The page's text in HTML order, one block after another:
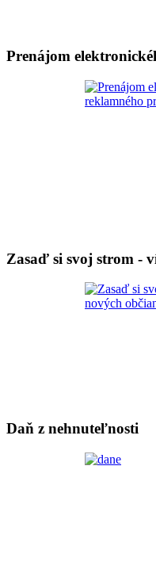
Prenájom
Zasaď si svoj strom -
Daň z nehnuteľnosti